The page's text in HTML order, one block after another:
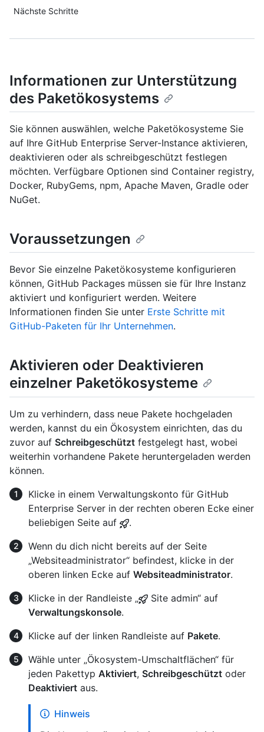
Nächste Schritte
Informationen zur Unterstützung
des Paketökosystems
Sie können auswählen, welche Paketökosysteme Sie
auf Ihre GitHub Enterprise Server-Instance aktivieren,
deaktivieren oder als schreibgeschützt festlegen
möchten. Verfügbare Optionen sind Container registry,
Docker, RubyGems, npm, Apache Maven, Gradle oder
NuGet.
Voraussetzungen
Bevor Sie einzelne Paketökosysteme konfigurieren
können, GitHub Packages müssen sie für Ihre Instanz
aktiviert und konfiguriert werden. Weitere
Informationen finden Sie unter Erste Schritte mit
GitHub-Paketen für Ihr Unternehmen.
Aktivieren oder Deaktivieren
einzelner Paketökosysteme
Um zu verhindern, dass neue Pakete hochgeladen
werden, kannst du ein Ökosystem einrichten, das du
zuvor auf Schreibgeschützt festgelegt hast, wobei
weiterhin vorhandene Pakete heruntergeladen werden
können.
Klicke in einem Verwaltungskonto für GitHub
Enterprise Server in der rechten oberen Ecke einer
beliebigen Seite auf
.
Wenn du dich nicht bereits auf der Seite
„Websiteadministrator“ befindest, klicke in der
oberen linken Ecke auf Websiteadministrator.
Klicke in der Randleiste „
Site admin“ auf
Verwaltungskonsole.
Klicke auf der linken Randleiste auf Pakete.
Wähle unter „Ökosystem-Umschaltflächen“ für
jeden Pakettyp Aktiviert, Schreibgeschützt oder
Deaktiviert aus.
Hinweis